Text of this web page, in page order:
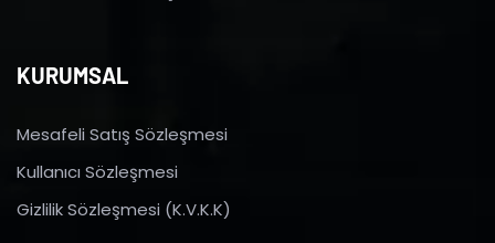
KURUMSAL
Mesafeli Satış Sözleşmesi
Kullanıcı Sözleşmesi
Gizlilik Sözleşmesi (K.V.K.K)